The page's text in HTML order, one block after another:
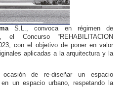
S.L., convoca en régimen de
el Concurso “REHABILITACION
con el objetivo de poner en valor
aplicadas a la arquitectura y la
ocasión de re-diseñar un espacio
un espacio urbano, respetando la